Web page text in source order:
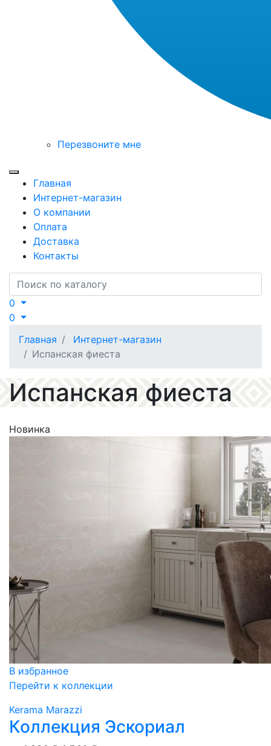
Перезвоните мне
Toggle mobile menu
Главная
Интернет-магазин
О компании
Оплата
Доставка
Контакты
Search
0
0
Главная
Интернет-магазин
Испанская фиеста
Испанская фиеста
Новинка
В избранное
Перейти к коллекции
Kerama Marazzi
Коллекция Эскориал